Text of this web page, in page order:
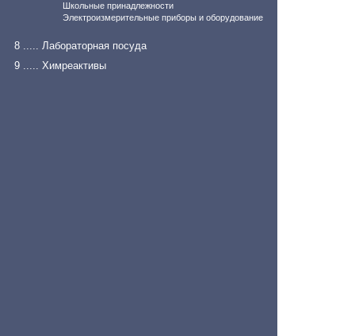
Школьные принадлежности
Электроизмерительные приборы и оборудование
8 ..... Лабораторная посуда
9 ..... Химреактивы